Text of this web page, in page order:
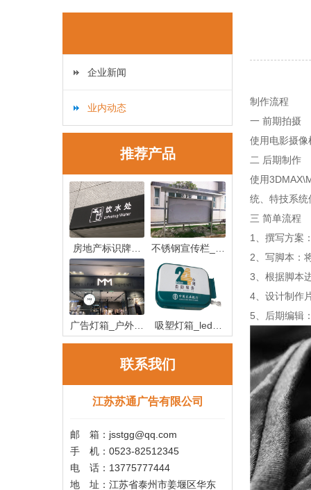
企业新闻
业内动态
推荐产品
房地产标识牌制
作_房地产
不锈钢宣传栏_不
锈钢宣传
广告灯箱_户外广
告灯箱
吸塑灯箱_led吸
塑灯箱制作
联系我们
江苏苏通广告有限公司
邮 箱：jsstgg@qq.com
手 机：0523-82512345
电 话：13775777444
地 址：江苏省泰州市姜堰区华东
制作流程
一 前期拍摄
使用电影摄
二 后期制作
使用
统、特技系
三 简单流程
1、撰写方案
2、写脚本：
3、根据脚本
4、设计制作
5、后期编辑